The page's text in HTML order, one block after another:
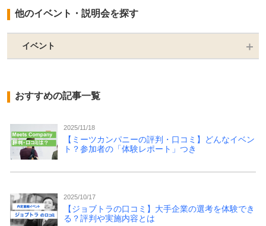
他のイベント・説明会を探す
イベント
おすすめの記事一覧
2025/11/18
【ミーツカンパニーの評判・口コミ】どんなイベン
ト？参加者の「体験レポート」つき
2025/10/17
【ジョブトラの口コミ】大手企業の選考を体験でき
る？評判や実施内容とは